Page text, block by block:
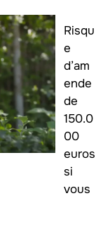
Risqu
e
d’am
ende
de
150.0
00
euros
si
vous